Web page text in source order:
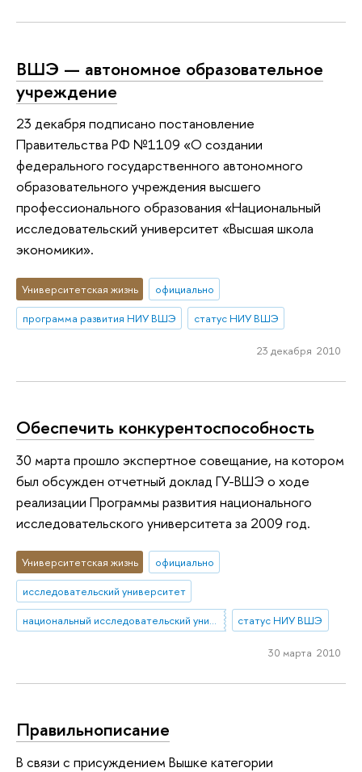
ВШЭ — автономное образовательное
учреждение
23 декабря подписано постановление
Правительства РФ №1109 «О создании
федерального государственного автономного
образовательного учреждения высшего
профессионального образования «Национальный
исследовательский университет «Высшая школа
экономики».
Университетская жизнь
официально
программа развития НИУ ВШЭ
статус НИУ ВШЭ
23 декабря 2010
Обеспечить конкурентоспособность
30 марта прошло экспертное совещание, на котором
был обсужден отчетный доклад ГУ-ВШЭ о ходе
реализации Программы развития национального
исследовательского университета за 2009 год.
Университетская жизнь
официально
исследовательский университет
национальный исследовательский университет
статус НИУ ВШЭ
30 марта 2010
Правильнописание
В связи с присуждением Вышке категории